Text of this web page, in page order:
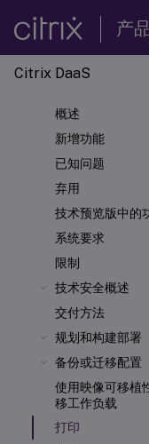
产
Citrix DaaS
概述
新增功能
已知问题
弃用
技术预览版中的
系统要求
限制
技术安全概述
交付方法
规划和构建部署
备份或迁移配置
使用映像可移植
移工作负载
打印